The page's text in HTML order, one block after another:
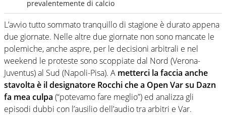
prevalentemente di calcio
L’avvio tutto sommato tranquillo di stagione è durato appena
due giornate. Nelle altre due giornate non sono mancate le
polemiche, anche aspre, per le decisioni arbitrali e nel
weekend le proteste sono scoppiate dal Nord (Verona-
Juventus) al Sud (Napoli-Pisa). A metterci la faccia anche
stavolta è il designatore Rocchi che a Open Var su Dazn
fa mea culpa (“potevamo fare meglio”) ed analizza gli
episodi dubbi con l’ausilio dell’audio tra arbitri e Var.